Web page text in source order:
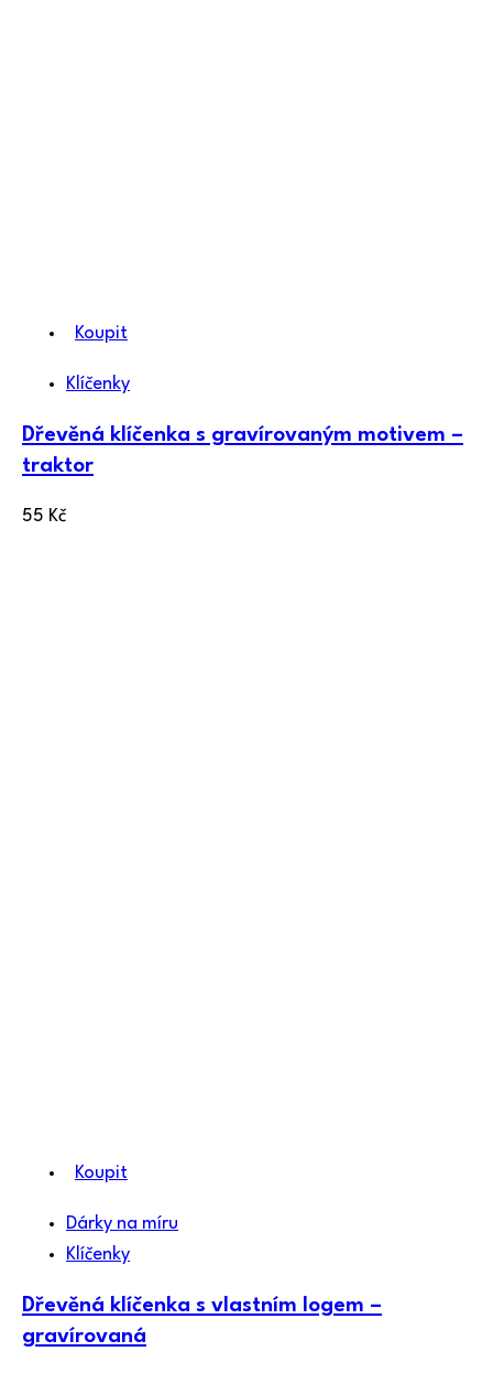
Koupit
Klíčenky
Dřevěná klíčenka s gravírovaným motivem –
traktor
55 Kč
Koupit
Dárky na míru
Klíčenky
Dřevěná klíčenka s vlastním logem –
gravírovaná